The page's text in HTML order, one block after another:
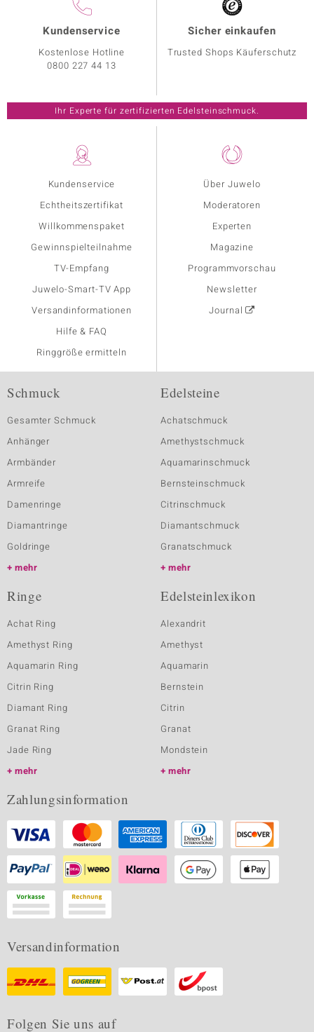
Kundenservice
Echtheitszertifikat
Willkommenspaket
Gewinnspielteilnahme
TV-Empfang
Juwelo-Smart-TV App
Versandinformationen
Hilfe & FAQ
Ringgröße ermitteln
Über Juwelo
Moderatoren
Experten
Magazine
Programmvorschau
Newsletter
Journal
Kundenservice
Kostenlose Hotline
0800 227 44 13
Sicher einkaufen
Trusted Shops Käuferschutz
Ihr Experte für zertifizierten Edelsteinschmuck.
Schmuck
Gesamter Schmuck
Anhänger
Armbänder
Armreife
Damenringe
Diamantringe
Goldringe
mehr
Edelsteine
Achatschmuck
Amethystschmuck
Aquamarinschmuck
Bernsteinschmuck
Citrinschmuck
Diamantschmuck
Granatschmuck
mehr
Ringe
Achat Ring
Amethyst Ring
Aquamarin Ring
Citrin Ring
Diamant Ring
Granat Ring
Jade Ring
mehr
Edelsteinlexikon
Alexandrit
Amethyst
Aquamarin
Bernstein
Citrin
Granat
Mondstein
mehr
Zahlungsinformation
Versandinformation
Folgen Sie uns auf